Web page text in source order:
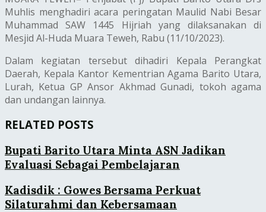
Muhlis menghadiri acara peringatan Maulid Nabi Besar
Muhammad SAW 1445 Hijriah yang dilaksanakan di
Mesjid Al-Huda Muara Teweh, Rabu (11/10/2023).
Dalam kegiatan tersebut dihadiri Kepala Perangkat
Daerah, Kepala Kantor Kementrian Agama Barito Utara,
Lurah, Ketua GP Ansor Akhmad Gunadi, tokoh agama
dan undangan lainnya.
RELATED POSTS
Bupati Barito Utara Minta ASN Jadikan
Evaluasi Sebagai Pembelajaran
Kadisdik : Gowes Bersama Perkuat
Silaturahmi dan Kebersamaan